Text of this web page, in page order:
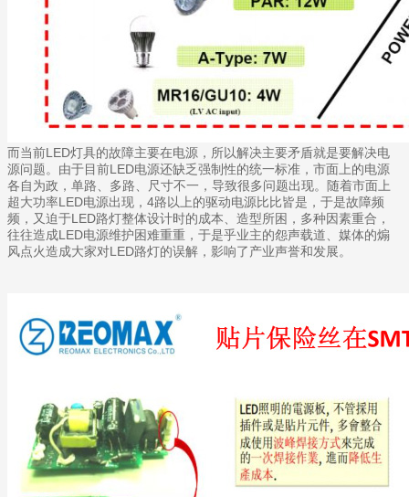
而当前LED灯具的故障主要在电源，所以解决主要矛盾就是要解决电
源问题。由于目前LED电源还缺乏强制性的统一标准，市面上的电源
各自为政，单路、多路、尺寸不一，导致很多问题出现。随着市面上
超大功率LED电源出现，4路以上的驱动电源比比皆是，于是故障频
频，又迫于LED路灯整体设计时的成本、造型所困，多种因素重合，
往往造成LED电源维护困难重重，于是乎业主的怨声载道、媒体的煽
风点火造成大家对LED路灯的误解，影响了产业声誉和发展。